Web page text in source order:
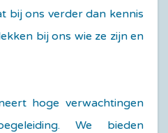
bij ons verder dan kennis
bij ons wie ze zijn en
hoge verwachtingen
We bieden